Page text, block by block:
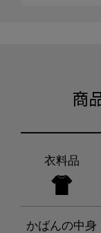
商
衣料品
かばんの中身